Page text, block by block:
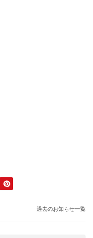
過去のお知らせ一覧